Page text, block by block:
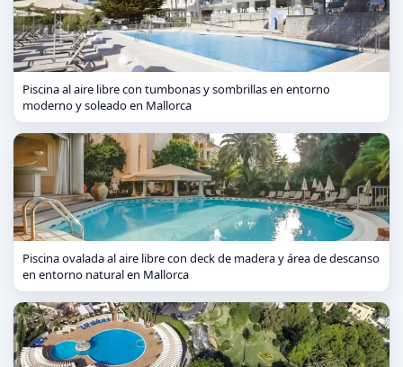
Piscina al aire libre con tumbonas y sombrillas en entorno
moderno y soleado en Mallorca
Piscina ovalada al aire libre con deck de madera y área de descanso
en entorno natural en Mallorca